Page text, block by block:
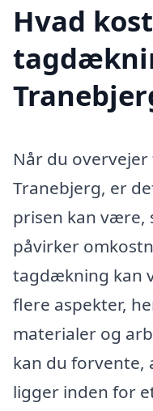
Hvad
Når du
Tranebjerg, er
prisen kan være,
påvirker
tagdækning kan
flere aspekter,
materialer og
kan du forvente,
ligger inden for